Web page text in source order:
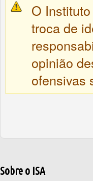
O
troca de
opinião
ofensivas
Sobre o ISA